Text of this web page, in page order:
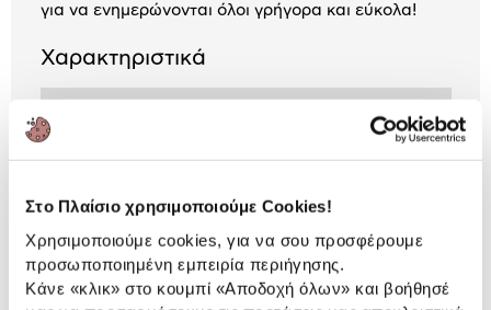
Στο Πλαίσιο χρησιμοποιούμε Cookies!
Χρησιμοποιούμε cookies, για να σου προσφέρουμε
προσωποποιημένη εμπειρία περιήγησης.
Κάνε «κλικ» στο κουμπί «Αποδοχή όλων» και βοήθησέ
για να ενημερώνονται όλοι γρήγορα και εύκολα!
Χαρακτηριστικά
1
Αναλυτική
παρουσίαση
Αναλυτική παρουσίαση